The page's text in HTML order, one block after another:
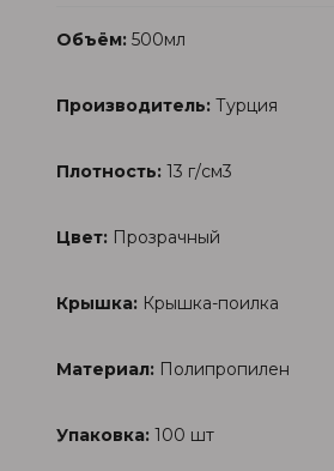
Объём: 500мл
Производитель: Турция
Плотность: 13 г/см3
Цвет: Прозрачный
Крышка: Крышка-поилка
Материал: Полипропилен
Упаковка: 100 шт